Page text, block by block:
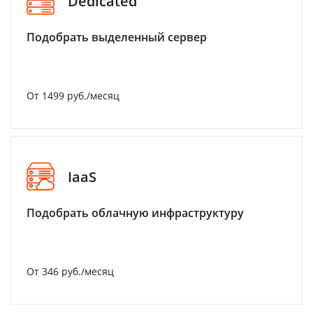
Подобрать выделенный сервер
От 1499 руб./месяц
IaaS
Подобрать облачную инфраструктуру
От 346 руб./месяц